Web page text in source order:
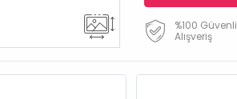
%100 Güvenli
Alışveriş